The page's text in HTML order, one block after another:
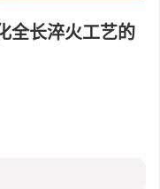
全长淬火工艺的